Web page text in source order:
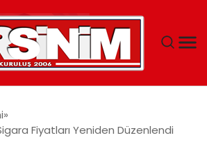
Fiyatları Yeniden Düzenlendi